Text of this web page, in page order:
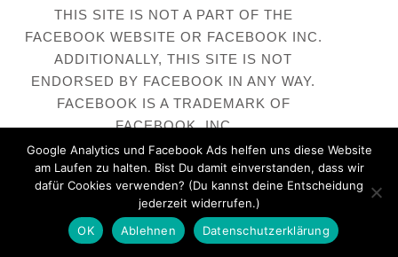
THIS SITE IS NOT A PART OF THE
FACEBOOK WEBSITE OR FACEBOOK INC.
ADDITIONALLY, THIS SITE IS NOT
ENDORSED BY FACEBOOK IN ANY WAY.
FACEBOOK IS A TRADEMARK OF
FACEBOOK, INC
Google Analytics und Facebook Ads helfen uns diese Website
am Laufen zu halten. Bist Du damit einverstanden, dass wir
dafür Cookies verwenden? (Du kannst deine Entscheidung
jederzeit widerrufen.)
OK
Ablehnen Datenschutzerklärung